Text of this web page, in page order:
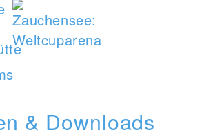
& Downloads